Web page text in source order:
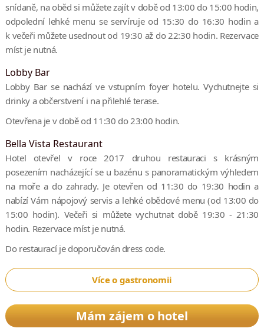
snídaně, na oběd si můžete zajít v době od 13:00 do 15:00 hodin,
odpolední lehké menu se servíruje od 15:30 do 16:30 hodin a
k večeři můžete usednout od 19:30 až do 22:30 hodin. Rezervace
míst je nutná.
Lobby Bar
Lobby Bar se nachází ve vstupním foyer hotelu. Vychutnejte si
drinky a občerstvení i na přilehlé terase.
Otevřena je v době od 11:30 do 23:00 hodin.
Bella Vista Restaurant
Hotel otevřel v roce 2017 druhou restauraci s krásným
posezením nacházející se u bazénu s panoramatickým výhledem
na moře a do zahrady. Je otevřen od 11:30 do 19:30 hodin a
nabízí Vám nápojový servis a lehké obědové menu (od 13:00 do
15:00 hodin). Večeři si můžete vychutnat době 19:30 - 21:30
hodin. Rezervace míst je nutná.
Do restaurací je doporučován dress code.
Více o gastronomii
Mám zájem o hotel